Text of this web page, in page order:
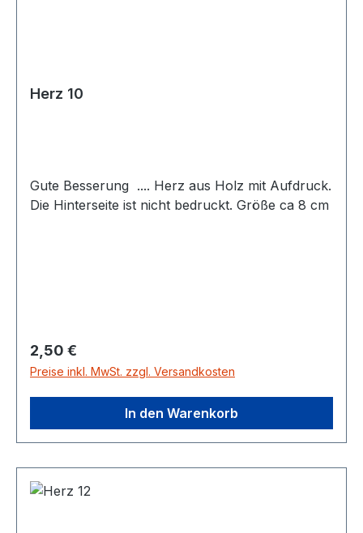
Herz 10
Gute Besserung .... Herz aus Holz mit Aufdruck.
Die Hinterseite ist nicht bedruckt. Größe ca 8 cm
Regulärer Preis:
2,50 €
Preise inkl. MwSt. zzgl. Versandkosten
In den Warenkorb